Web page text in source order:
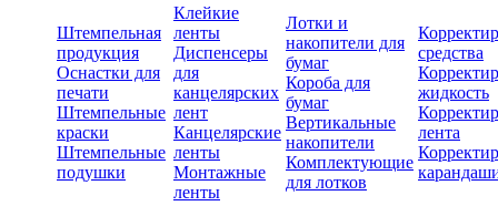
Штемпельная
продукция
Оснастки для
печати
Штемпельные
краски
Штемпельные
подушки
Клейкие
ленты
Диспенсеры
для
канцелярских
лент
Канцелярские
ленты
Монтажные
ленты
Лотки и
накопители для
бумаг
Короба для
бумаг
Вертикальные
накопители
Комплектующие
для лотков
средства
жидкость
лента